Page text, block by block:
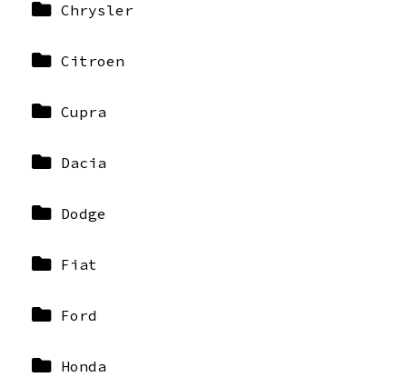
Chrysler
Citroen
Cupra
Dacia
Dodge
Fiat
Ford
Honda